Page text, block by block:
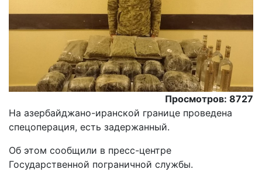
Просмотров: 8727
На азербайджано-иранской границе проведена
спецоперация, есть задержанный.
Об этом сообщили в пресс-центре
Государственной пограничной службы.